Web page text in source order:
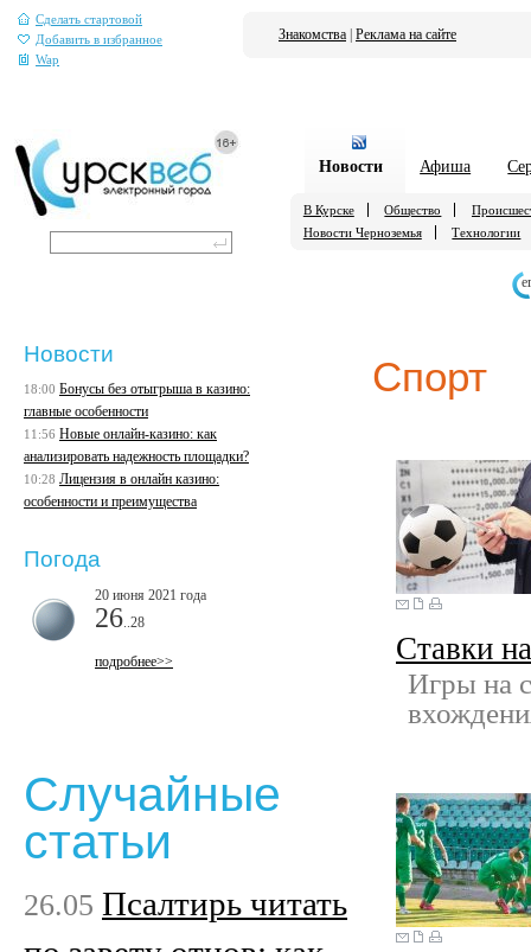
Сделать стартовой
Добавить в избранное
Wap
Знакомства Реклама на сайте
Новости Афиша
В Курске Общество
Новости Черноземья
Технологии
Спорт
Ставки
Игры на
Новости
18:00 Бонусы без отыгрыша в казино:
главные особенности
11:56 Новые онлайн-казино: как
анализировать надежность площадки?
10:28 Лицензия в онлайн казино:
особенности и преимущества
Погода
20 июня 2021 года
26 ..28
подробнее>>
Случайные
статьи
26.05 Псалтирь читать